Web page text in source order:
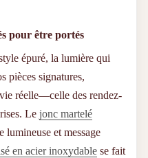
pour être portés
épuré, la lumière qui
pièces signatures,
réelle—celle des rendez-
Le jonc martelé
lumineuse et message
en acier inoxydable se fait